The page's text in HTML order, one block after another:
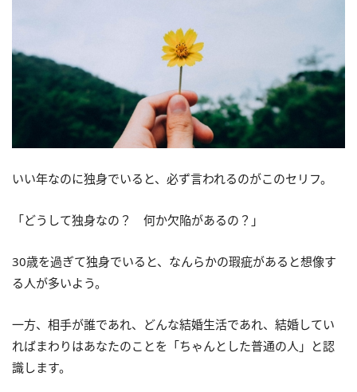
いい年なのに独身でいると、必ず言われるのがこのセリフ。
「どうして独身なの？ 何か欠陥があるの？」
30歳を過ぎて独身でいると、なんらかの瑕疵があると想像す
る人が多いよう。
一方、相手が誰であれ、どんな結婚生活であれ、結婚してい
ればまわりはあなたのことを「ちゃんとした普通の人」と認
識します。